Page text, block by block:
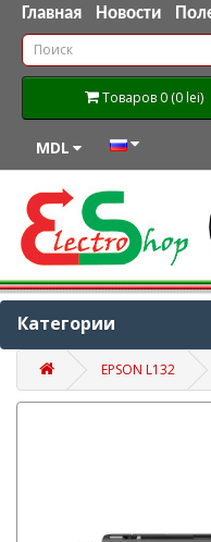
Главная Новости
Товаров 0 (0 lei)
MDL
Категории
EPSON L132